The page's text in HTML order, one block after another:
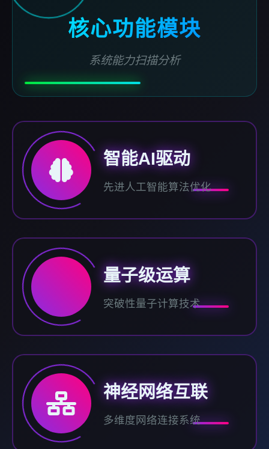
核心功能模块
系统能力扫描分析
智能AI驱动
先进人工智能算法优化
量子级运算
突破性量子计算技术
神经网络互联
多维度网络连接系统